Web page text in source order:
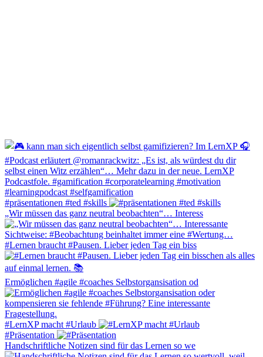
#präsentationen #ted #skills
„Wir müssen das ganz neutral beobachten“… Interess
#Lernen braucht #Pausen. Lieber jeden Tag ein biss
Ermöglichen #agile #coaches Selbstorgansisation od
#LernXP macht #Urlaub
#Präsentation
Handschriftliche Notizen sind für das Lernen so we